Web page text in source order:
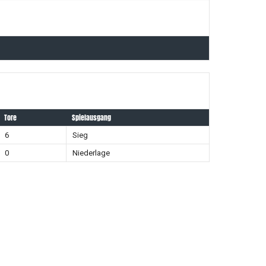
Tore Spielausgang
6
Sieg
0 Niederlage